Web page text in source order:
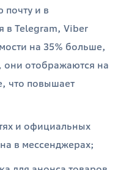
почту и в
в Telegram, Viber
на 35% больше,
они отображаются на
что повышает
и официальных
в мессенджерах;